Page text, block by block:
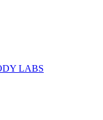
LABS